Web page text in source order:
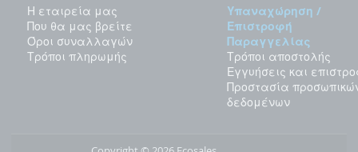
Η εταιρεία μας
Που θα μας βρείτε
Όροι συναλλαγών
Τρόποι πληρωμής
Υπαναχώρηση /
Επιστροφή
Παραγγελίας
Τρόποι αποστολής
Εγγυήσεις και
Προστασία
δεδομένων